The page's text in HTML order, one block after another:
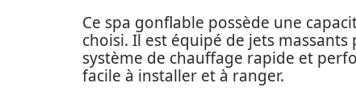
Ce spa gonflable possède une
choisi. Il est équipé de jets
système de chauffage rapide et
facile à installer et à ranger.